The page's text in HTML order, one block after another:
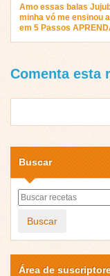
Amo essas balas
minha vó me ensinou
em 5 Passos
Comenta esta
Buscar
Buscar
Área de